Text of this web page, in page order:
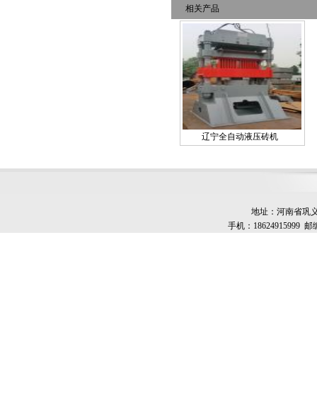
相关产品
辽宁全自动液压砖机
地址：河南省巩
手机：18624915999